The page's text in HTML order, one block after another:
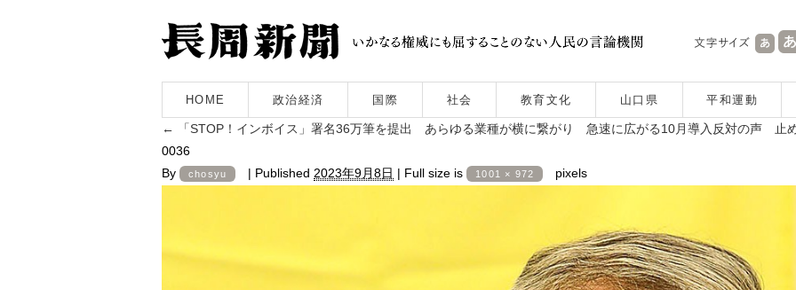
HOME 政治経済 国際 社会 教育文化 山口県 平和運動
←
「STOP！インボイス」署名36万筆を提出 あらゆる業種が横に繋がり 急速に広がる10月導入反対の声 止
0036
By
chosyu | Published 2023年9月8日 | Full size is 1001 × 972 pixels